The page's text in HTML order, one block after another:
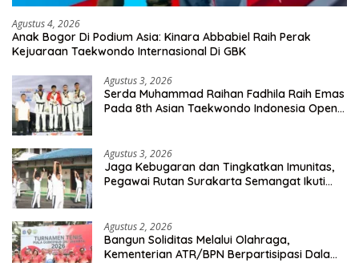
Agustus 4, 2026
Anak Bogor Di Podium Asia: Kinara Abbabiel Raih Perak
Kejuaraan Taekwondo Internasional Di GBK
Agustus 3, 2026
Serda Muhammad Raihan Fadhila Raih Emas
Pada 8th Asian Taekwondo Indonesia Open
Agustus 3, 2026
Jaga Kebugaran dan Tingkatkan Imunitas,
Pegawai Rutan Surakarta Semangat Ikuti
Agustus 2, 2026
Bangun Soliditas Melalui Olahraga,
Kementerian ATR/BPN Berpartisipasi Dalam